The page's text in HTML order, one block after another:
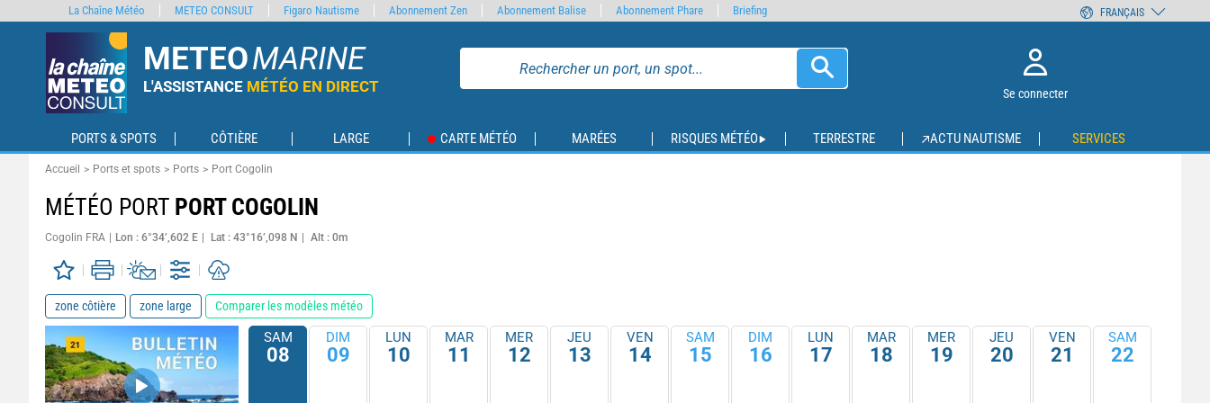
METEOMARINE
L'ASSISTANCE MÉTÉO EN DIRECT Se connecter
PORTS & SPOTS CÔTIÈRE LARGE CARTE MÉTÉO MARÉES RISQUES MÉTÉO TERRESTRE ACTU NAUTISME SERVICES
Accueil Ports et spots Ports Port Cogolin
MÉTÉO PORT PORT COGOLIN
Cogolin FRA Lon : 6°34’,602 E Lat : 43°16’,098 N Alt : 0m
zone côtière zone large Comparer les modèles météo
SAM
08
DIM
09
LUN
10
MAR
11
MER
12
JEU
13
VEN
14
SAM
15
DIM
16
LUN
17
MAR
18
MER
19
JEU
20
VEN
21
SAM
22
La Chaîne Météo METEO CONSULT Figaro Nautisme Abonnement Zen Abonnement Balise Abonnement Phare Briefing FRANÇAIS